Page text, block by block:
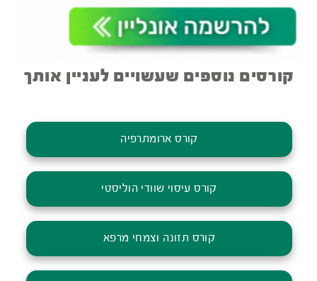
קורסים נוספים שעשויים לעניין אותך
קורס ארומתרפיה
קורס עיסוי שוודי הוליסטי
קורס תזונה וצמחי מרפא